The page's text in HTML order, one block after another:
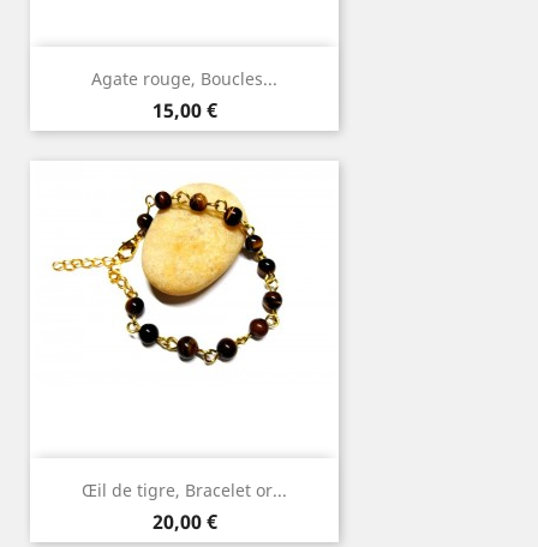
Agate rouge, Boucles...
Prix
15,00 €
Œil de tigre, Bracelet or...
Prix
20,00 €